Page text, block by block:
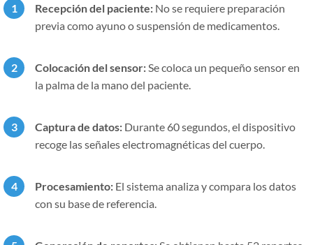
Recepción del paciente: No se requiere preparación
previa como ayuno o suspensión de medicamentos.
Colocación del sensor: Se coloca un pequeño sensor en
la palma de la mano del paciente.
Captura de datos: Durante 60 segundos, el dispositivo
recoge las señales electromagnéticas del cuerpo.
Procesamiento: El sistema analiza y compara los datos
con su base de referencia.